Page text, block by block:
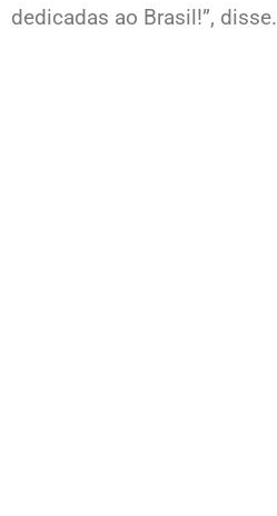
dedicadas ao Brasil!”, disse.